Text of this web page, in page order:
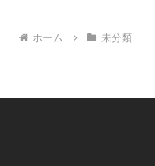
ホーム 未分類